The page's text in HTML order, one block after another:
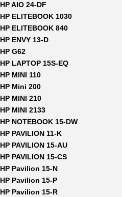
HP AIO 24-DF
HP ELITEBOOK 1030
HP ELITEBOOK 840
HP ENVY 13-D
HP G62
HP LAPTOP 15S-EQ
HP MINI 110
HP Mini 200
HP MINI 210
HP MINI 2133
HP NOTEBOOK 15-DW
HP PAVILION 11-K
HP PAVILION 15-AU
HP PAVILION 15-CS
HP Pavilion 15-N
HP Pavilion 15-P
HP Pavilion 15-R